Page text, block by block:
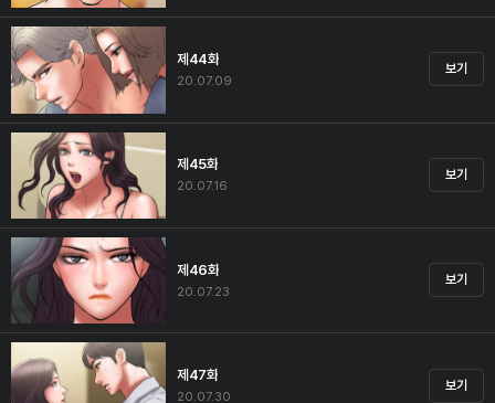
제44화
20.07.09
보기
제45화
20.07.16
보기
제46화
20.07.23
보기
제47화
20.07.30
보기